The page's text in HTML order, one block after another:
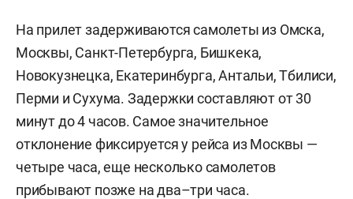
На прилет задерживаются самолеты из Омска,
Москвы, Санкт-Петербурга, Бишкека,
Новокузнецка, Екатеринбурга, Антальи, Тбилиси,
Перми и Сухума. Задержки составляют от 30
минут до 4 часов. Самое значительное
отклонение фиксируется у рейса из Москвы —
четыре часа, еще несколько самолетов
прибывают позже на два–три часа.